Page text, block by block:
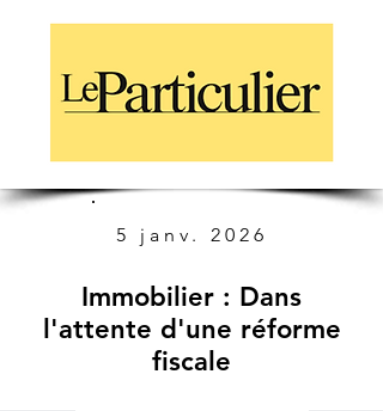
5 janv. 2026
Immobilier : Dans
l'attente d'une réforme
fiscale